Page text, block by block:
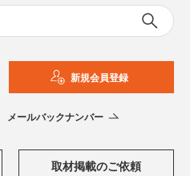
新規会員登録
メールバックナンバー
取材掲載のご依頼